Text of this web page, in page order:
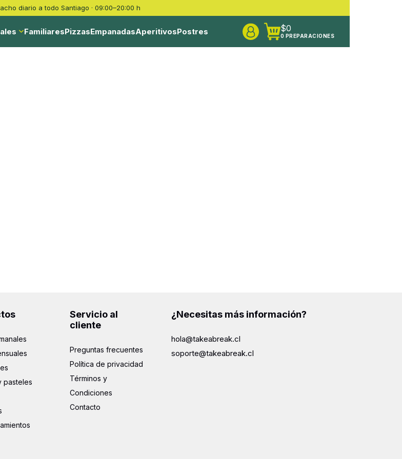
diario a todo Santiago · 09:00–20:00 h
FamiliaresPizzasEmpanadasAperitivosPostres $0
0 PREPARACIONES
pasteles
Servicio al
cliente
Preguntas frecuentes
Política de privacidad
Términos y
Condiciones
Contacto
¿Necesitas más información?
hola@takeabreak.cl
soporte@takeabreak.cl